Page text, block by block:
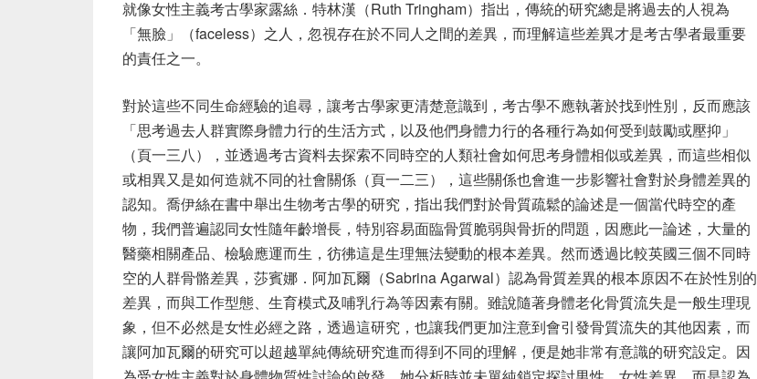
就像女性主義考古學家露絲．特林漢（Ruth Tringham）指出，傳統的研究總是將過去的人視為
「無臉」（faceless）之人，忽視存在於不同人之間的差異，而理解這些差異才是考古學者最重要
的責任之一。
對於這些不同生命經驗的追尋，讓考古學家更清楚意識到，考古學不應執著於找到性別，反而應該
「思考過去人群實際身體力行的生活方式，以及他們身體力行的各種行為如何受到鼓勵或壓抑」
（頁一三八），並透過考古資料去探索不同時空的人類社會如何思考身體相似或差異，而這些相似
或相異又是如何造就不同的社會關係（頁一二三），這些關係也會進一步影響社會對於身體差異的
認知。喬伊絲在書中舉出生物考古學的研究，指出我們對於骨質疏鬆的論述是一個當代時空的產
物，我們普遍認同女性隨年齡增長，特別容易面臨骨質脆弱與骨折的問題，因應此一論述，大量的
醫藥相關產品、檢驗應運而生，彷彿這是生理無法變動的根本差異。然而透過比較英國三個不同時
空的人群骨骼差異，莎賓娜．阿加瓦爾（Sabrina Agarwal）認為骨質差異的根本原因不在於性別的
差異，而與工作型態、生育模式及哺乳行為等因素有關。雖說隨著身體老化骨質流失是一般生理現
象，但不必然是女性必經之路，透過這研究，也讓我們更加注意到會引發骨質流失的其他因素，而
讓阿加瓦爾的研究可以超越單純傳統研究進而得到不同的理解，便是她非常有意識的研究設定。因